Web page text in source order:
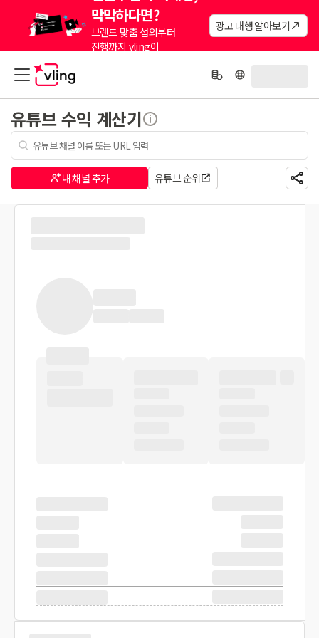
막막하다면?
브랜드 맞춤 섭외부터
진행까지 vling이
광고 대행 알아보기
유튜브 수익 계산기
내 채널 추가 유튜브 순위